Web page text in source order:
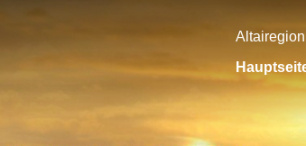
Altairegion